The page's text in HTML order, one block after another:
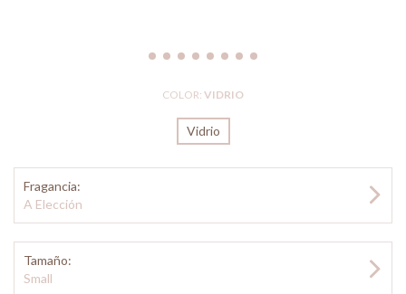
COLOR: VIDRIO
Vidrio
Fragancia:
A Elección
Tamaño:
Small